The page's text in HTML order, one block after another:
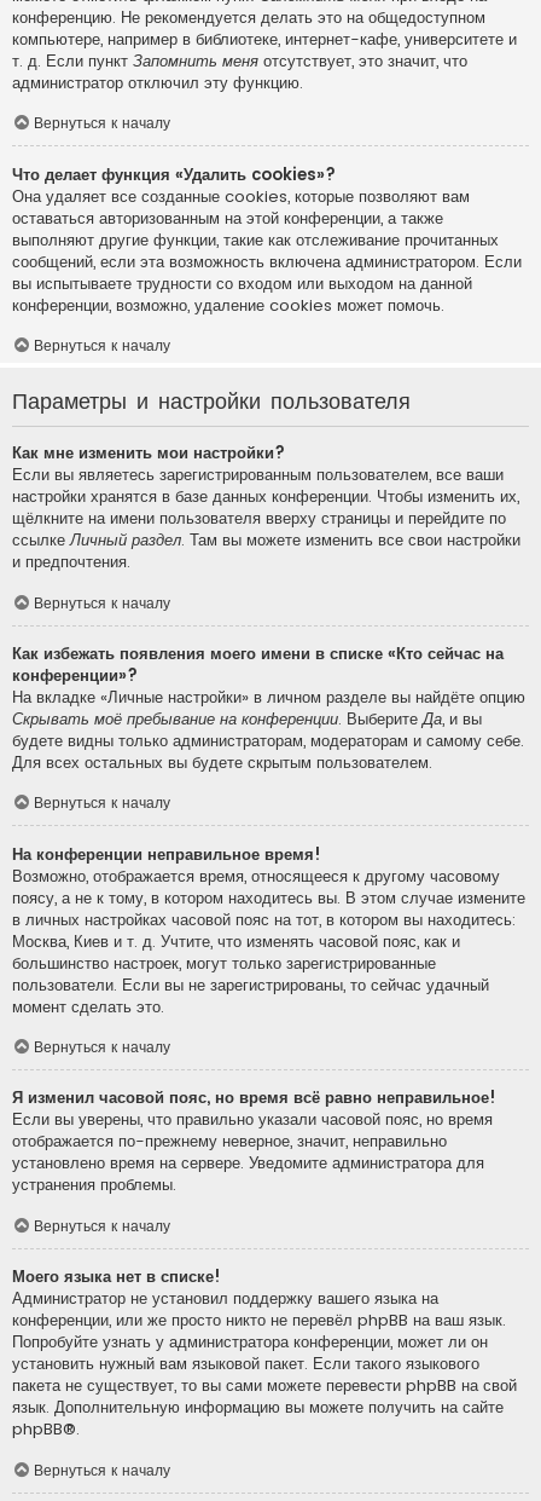
конференцию. Не рекомендуется делать это на общедоступном
компьютере, например в библиотеке, интернет-кафе, университете и
т. д. Если пункт Запомнить меня отсутствует, это значит, что
администратор отключил эту функцию.
Вернуться к началу
Что делает функция «Удалить cookies»?
Она удаляет все созданные cookies, которые позволяют вам
оставаться авторизованным на этой конференции, а также
выполняют другие функции, такие как отслеживание прочитанных
сообщений, если эта возможность включена администратором. Если
вы испытываете трудности со входом или выходом на данной
конференции, возможно, удаление cookies может помочь.
Вернуться к началу
Параметры и настройки пользователя
Как мне изменить мои настройки?
Если вы являетесь зарегистрированным пользователем, все ваши
настройки хранятся в базе данных конференции. Чтобы изменить их,
щёлкните на имени пользователя вверху страницы и перейдите по
ссылкеЛичный раздел. Там вы можете изменить все свои настройки
и предпочтения.
Вернуться к началу
Как избежать появления моего имени в списке «Кто сейчас на
конференции»?
На вкладке «Личные настройки» в личном разделе вы найдёте опцию
Скрывать моё пребывание на конференции. ВыберитеДа, и вы
будете видны только администраторам, модераторам и самому себе.
Для всех остальных вы будете скрытым пользователем.
Вернуться к началу
На конференции неправильное время!
Возможно, отображается время, относящееся к другому часовому
поясу, а не к тому, в котором находитесь вы. В этом случае измените
в личных настройках часовой пояс на тот, в котором вы находитесь:
Москва, Киев и т. д. Учтите, что изменять часовой пояс, как и
большинство настроек, могут только зарегистрированные
пользователи. Если вы не зарегистрированы, то сейчас удачный
момент сделать это.
Вернуться к началу
Я изменил часовой пояс, но время всё равно неправильное!
Если вы уверены, что правильно указали часовой пояс, но время
отображается по-прежнему неверное, значит, неправильно
установлено время на сервере. Уведомите администратора для
устранения проблемы.
Вернуться к началу
Моего языка нет в списке!
Администратор не установил поддержку вашего языка на
конференции, или же просто никто не перевёл phpBB на ваш язык.
Попробуйте узнать у администратора конференции, может ли он
установить нужный вам языковой пакет. Если такого языкового
пакета не существует, то вы сами можете перевести phpBB на свой
язык. Дополнительную информацию вы можете получить на сайте
phpBB®.
Вернуться к началу